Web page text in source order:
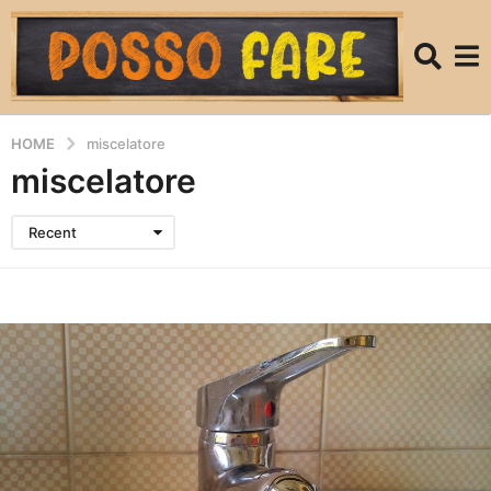
HOME miscelatore
miscelatore
Recent